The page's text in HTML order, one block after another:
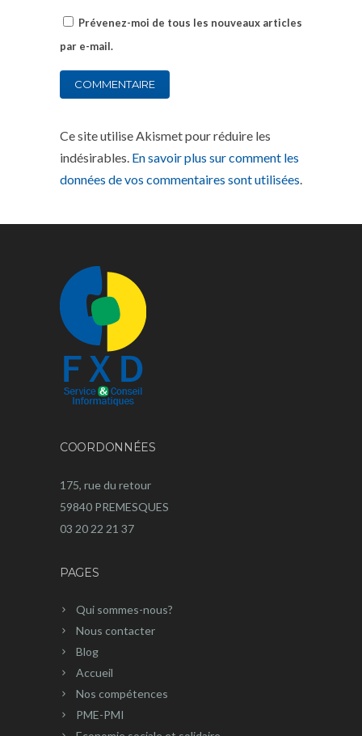
Prévenez-moi de tous les nouveaux articles
par e-mail.
Ce site utilise Akismet pour réduire les
indésirables. En savoir plus sur comment les
données de vos commentaires sont utilisées.
COORDONNÉES
175, rue du retour
59840 PREMESQUES
03 20 22 21 37
PAGES
Qui sommes-nous?
Nous contacter
Blog
Accueil
Nos compétences
PME-PMI